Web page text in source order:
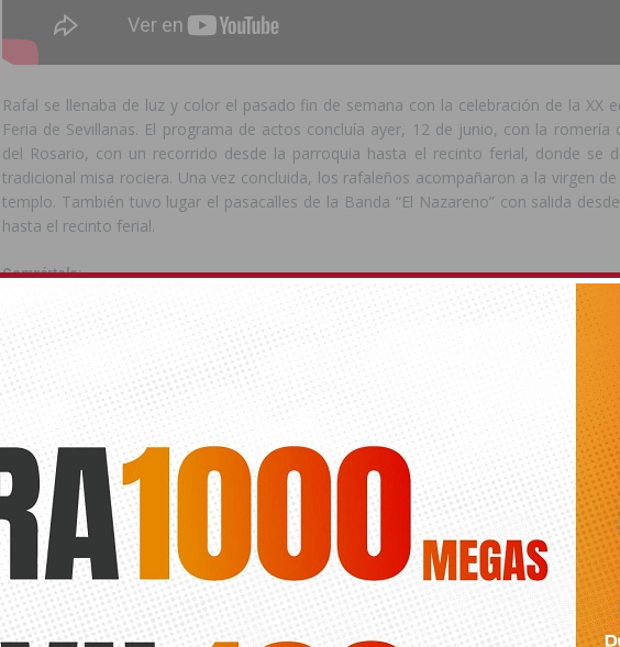
Rafal se llenaba de luz y color el pasado fin de semana con la celebración de la XX
Feria de Sevillanas. El programa de actos concluía ayer, 12 de junio, con la romería
del Rosario, con un recorrido desde la parroquia hasta el recinto ferial, donde se
tradicional misa rociera. Una vez concluida, los rafaleños acompañaron a la virgen
templo. También tuvo lugar el pasacalles de la Banda “El Nazareno” con salida
hasta el recinto ferial.
Compártelo:
También puede interesar
No related posts.
SIGUIENTE
El Orihuela CF sigue apuntalando
el mediocampo